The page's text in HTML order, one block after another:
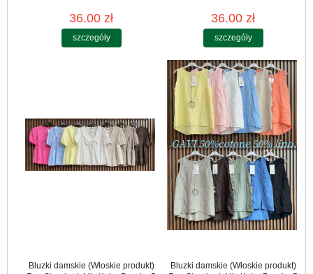
36.00 zł
szczegóły
36.00 zł
szczegóły
Bluzki damskie (Włoskie produkt)
Bluzki damskie (Włoskie produkt)